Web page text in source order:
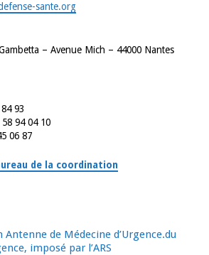
sante.org
– Avenue Mich – 44000 Nantes
93
94 04 10
06 87
de la coordination
Antenne de Médecine d’Urgence.du
imposé par l’ARS